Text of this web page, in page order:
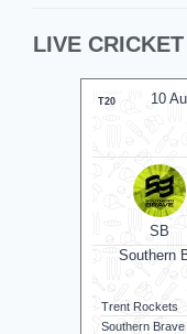
LIVE CRICKET
Mon 17:30 GMT LIVE
Trent Rockets
need 61 runs in 41 balls
158/5 (100)
98/3 (59)